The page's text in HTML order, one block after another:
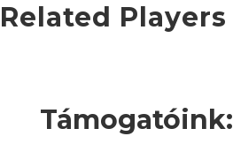
Related Players
Támogatóink: